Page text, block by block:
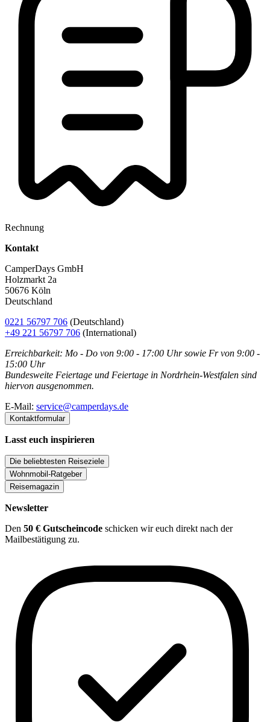
Rechnung
Kontakt
CamperDays GmbH
Holzmarkt 2a
50676 Köln
Deutschland
0221 56797 706 (Deutschland)
+49 221 56797 706 (International)
Erreichbarkeit: Mo - Do von 9:00 - 17:00 Uhr sowie Fr von 9:00 -
15:00 Uhr
Bundesweite Feiertage und Feiertage in Nordrhein-Westfalen sind
hiervon ausgenommen.
E-Mail: service@camperdays.de
Kontaktformular
Lasst euch inspirieren
Die beliebtesten Reiseziele
Wohnmobil-Ratgeber
Reisemagazin
Newsletter
Den 50 € Gutscheincode schicken wir euch direkt nach der
Mailbestätigung zu.